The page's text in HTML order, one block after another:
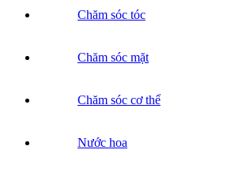
Chăm sóc tóc
Chăm sóc mặt
Chăm sóc cơ thể
Nước hoa